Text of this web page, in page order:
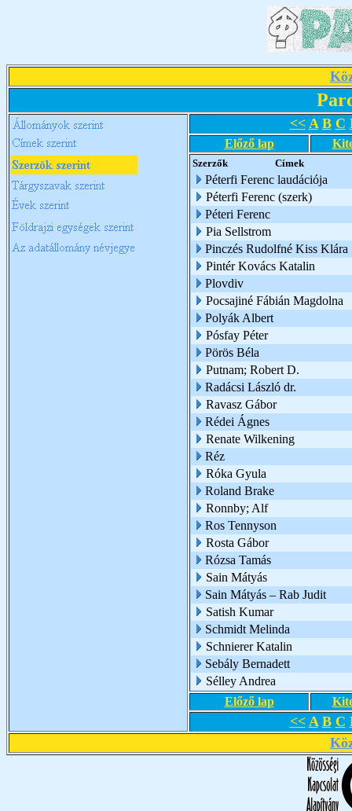
<< A B C
Előző lap
Szerzők Címek
Péterfi Ferenc laudációja
Péterfi Ferenc (szerk)
Péteri Ferenc
Pia Sellstrom
Pinczés Rudolfné Kiss Klára
Pintér Kovács Katalin
Plovdiv
Pocsajiné Fábián Magdolna
Polyák Albert
Pósfay Péter
Pörös Béla
Putnam; Robert D.
Radácsi László dr.
Ravasz Gábor
Rédei Ágnes
Renate Wilkening
Réz
Róka Gyula
Roland Brake
Ronnby; Alf
Ros Tennyson
Rosta Gábor
Rózsa Tamás
Sain Mátyás
Sain Mátyás – Rab Judit
Satish Kumar
Schmidt Melinda
Schnierer Katalin
Sebály Bernadett
Sélley Andrea
Előző lap
<< A B C